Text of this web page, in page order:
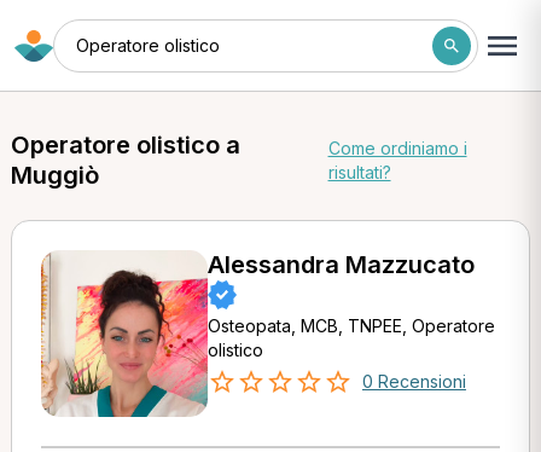
Operatore olistico
Operatore olistico a
Muggiò
Come ordiniamo i
risultati?
Alessandra Mazzucato
Osteopata, MCB, TNPEE, Operatore
olistico
0 Recensioni